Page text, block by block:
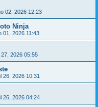
02, 2026 12:23
Ninja
01, 2026 11:43
2026 05:55
26, 2026 10:31
26, 2026 04:24